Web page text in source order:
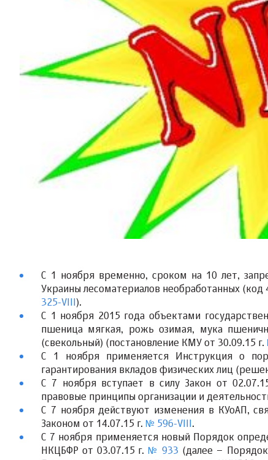
С 1 ноября временно, сроком на 10 лет,
Украинылесоматериалов необработанных (код
325-VIII ).
С 1 ноября 2015 года объектами
пшеница мягкая, рожь озимая, мука
(свекольный) (постановление КМУ от 30.09.15 г.
С 1 ноября применяется Инструкция о
гарантирования вкладов физических лиц
С 7 ноября вступает в силу Закон от
правовые принципы организации и
С 7 ноября действуют изменения в КУоАП,
Законом от 14.07.15 г. № 596-VIII .
С 7 ноября применяется новый Порядок
НКЦБФР от 03.07.15 г. № 933 (далее –